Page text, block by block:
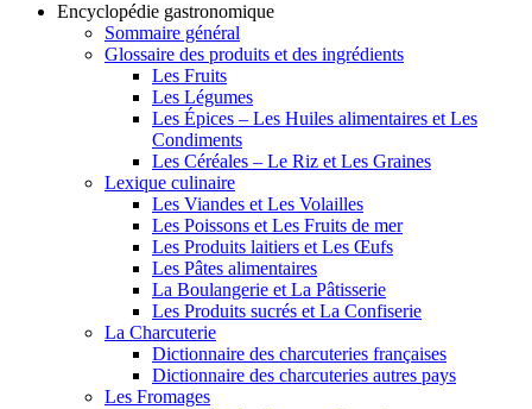
Encyclopédie gastronomique
Sommaire général
Glossaire des produits et des ingrédients
Les Fruits
Les Légumes
Les Épices – Les Huiles alimentaires et Les
Condiments
Les Céréales – Le Riz et Les Graines
Lexique culinaire
Les Viandes et Les Volailles
Les Poissons et Les Fruits de mer
Les Produits laitiers et Les Œufs
Les Pâtes alimentaires
La Boulangerie et La Pâtisserie
Les Produits sucrés et La Confiserie
La Charcuterie
Dictionnaire des charcuteries françaises
Dictionnaire des charcuteries autres pays
Les Fromages